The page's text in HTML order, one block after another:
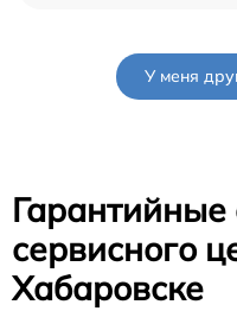
У меня
Гарантийные
сервисного
Хабаровске